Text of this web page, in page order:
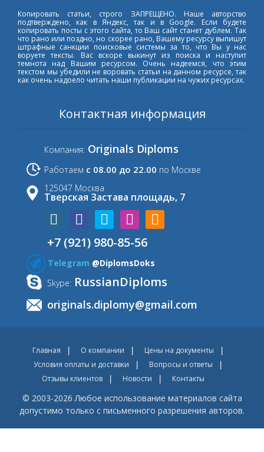
Копировать статьи, строго ЗАПРЕЩЕНО. Наше авторство
подтверждено, как в Яндекс, так и в Google. Если будете
копировать посты с этого сайта, то Ваш сайт станет дублем. Так
что рано или поздно, но скорее рано, Вашему ресурсу выпишут
штрафные санкции поисковые системы за то, что Вы у нас
воруете тексты. Вас вскоре выкинут из поиска и наступит
темнота над Вашим ресурсом. Очень надеемся, что этим
текстом мы убедили не воровать статьи на данном ресурсе, так
как очень надоело читать наши публикации на чужих ресурсах.
Контактная информация
Компания: Originals Diploms
Работаем с 08.00 до 22.00 по Москве
125047 Москва
Тверская Застава площадь, 7
+7 (921) 980-85-56
Telegram @DiplomsDoks
Skype: RussianDiploms
originals.diplomy@gmail.com
Главная О компании
Цены на документы
Условия оплаты и доставки
Вопросы и ответы
Отзывы клиентов
Новости Контакты
© 2003-2026 Любое использование материалов сайта
допустимо только с письменного разрешения авторов.